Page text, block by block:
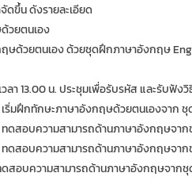
ดขึ้น ดังรายละเอียด
วยตนเอง
ษด้วยตนเอง ด้วยชุดฝึกภาษาอังกฤษ
วลา 13.00 น. ประชุมเพื่อรับรหัส และรับ
เริ่มฝึกทักษะภาษาอังกฤษด้วยตนเองจา
ทดสอบความสามารถด้านภาษาอังกฤษจ
ทดสอบความสามารถด้านภาษาอังกฤษจ
ดสอบความสามารถด้านภาษาอังกฤษจา